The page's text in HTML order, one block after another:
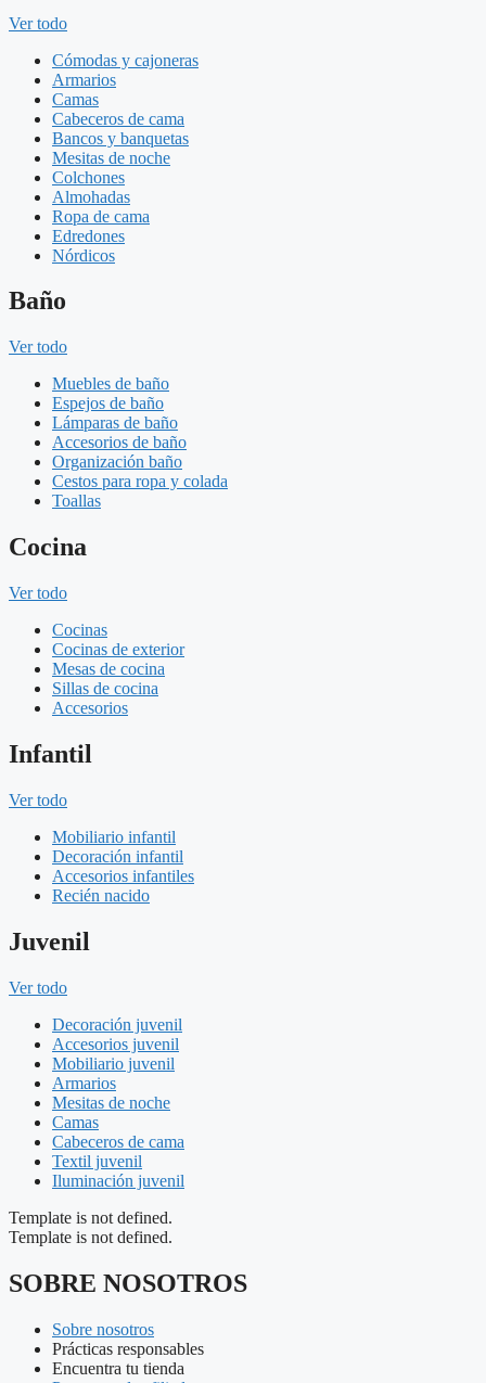
Ver todo
Cómodas y cajoneras
Armarios
Camas
Cabeceros de cama
Bancos y banquetas
Mesitas de noche
Colchones
Almohadas
Ropa de cama
Edredones
Nórdicos
Baño
Ver todo
Muebles de baño
Espejos de baño
Lámparas de baño
Accesorios de baño
Organización baño
Cestos para ropa y colada
Toallas
Cocina
Ver todo
Cocinas
Cocinas de exterior
Mesas de cocina
Sillas de cocina
Accesorios
Infantil
Ver todo
Mobiliario infantil
Decoración infantil
Accesorios infantiles
Recién nacido
Juvenil
Ver todo
Decoración juvenil
Accesorios juvenil
Mobiliario juvenil
Armarios
Mesitas de noche
Camas
Cabeceros de cama
Textil juvenil
Iluminación juvenil
Template is not defined.
Template is not defined.
SOBRE NOSOTROS
Sobre nosotros
Prácticas responsables
Encuentra tu tienda